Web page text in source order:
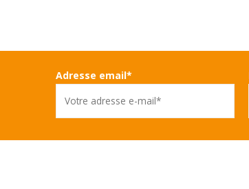
Adresse email*